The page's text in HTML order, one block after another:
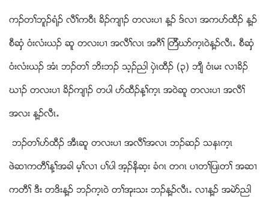
ကဥတႈဘူဥရံဥ လီႈက၀ီၚ ခိဥက်႕ဥ တလးပ႕ န႔ဥ ဒ္လ႕ အကပဏထီဥ န႔ဥ
စီဆွွံ ၀ံးလံးဎဥ ဆူ တလးပ႕ အလီႈလၚ အဂီႈ ၾတီဃဏက့ၚ၀ဲန႔ဥလီၚ’ စီဆွွံ
၀ံးလံးဎဥ အံၚ ဘဥတႈ ဘိးဘဥ သ့ဥညါ ပွဲၚထီဥ (၃) ဘ်ီ ၀ံၚမး လ႕ခိဥ
ဃ႕ဥ တလးပ႕ ခိဥက်႕ဥ တပါ ပဏထီဥန႔ႈက့ၚ အ၀ဲဆူ တလးပ႕ အလီႈ
အလး န႔ဥလီၚ’
ဘဥတႈပဏထီဥ အီၚဆူ တလးပ႕ အလီႈအလၚ ဘဥဆဥ သနၚက့ၚ
ဖဲဆ႕ကတီႈန႔ႈအခါ မ့ႈလ႕ ပႈပါ အ့ဥနိဆ့း ခံဂၚ တဂၚ ပ႕တႈျပၚတႈ အဆ႕
ကတီႈ ဒီး တဒိးန႔ဥ ဘဥက့ၚ၀ဲ တႈအုးသး ဘဥန႔ဥလီၚ’ လ႕န႔ဥ အမဲဏညါ